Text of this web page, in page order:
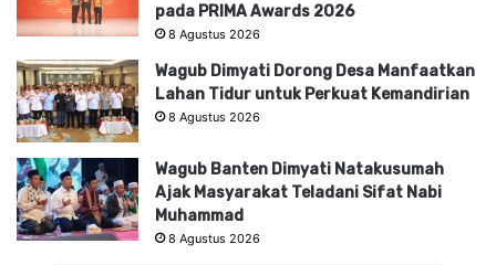
pada PRIMA Awards 2026
8 Agustus 2026
Wagub Dimyati Dorong Desa Manfaatkan
Lahan Tidur untuk Perkuat Kemandirian
8 Agustus 2026
Wagub Banten Dimyati Natakusumah
Ajak Masyarakat Teladani Sifat Nabi
Muhammad
8 Agustus 2026